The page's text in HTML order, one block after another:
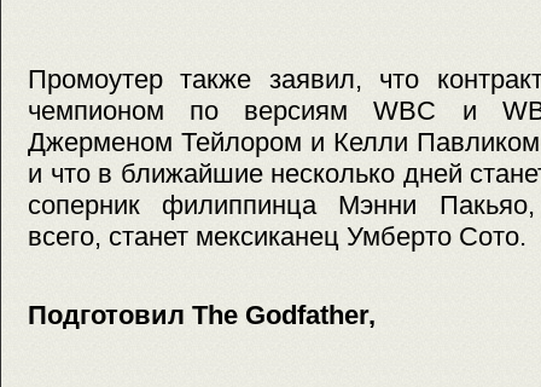
Промоутер также заявил, что
чемпионом по версиям WBC и
Джерменом Тейлором и Келли
и что в ближайшие несколько дней
соперник филиппинца Мэнни
всего, станет мексиканец Умберто Сото.
Подготовил The Godfather,